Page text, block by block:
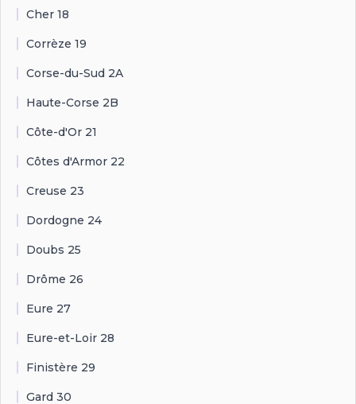
Cher 18
Corrèze 19
Corse-du-Sud 2A
Haute-Corse 2B
Côte-d'Or 21
Côtes d'Armor 22
Creuse 23
Dordogne 24
Doubs 25
Drôme 26
Eure 27
Eure-et-Loir 28
Finistère 29
Gard 30